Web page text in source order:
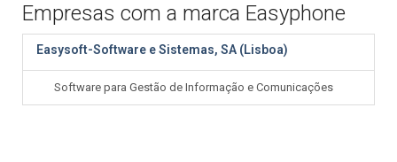
Empresas com a marca Easyphone
Easysoft-Software e Sistemas, SA (Lisboa)
Software para Gestão de Informação e Comunicações